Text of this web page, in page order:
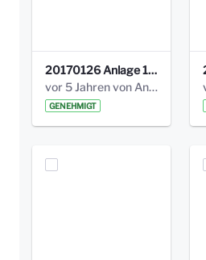
20170126 Anlage 1_Kinderbeteiligung_Olga_Areal_Auswertung.pdf
vor 5 Jahren von Anni Schlumberger
GENEHMIGT